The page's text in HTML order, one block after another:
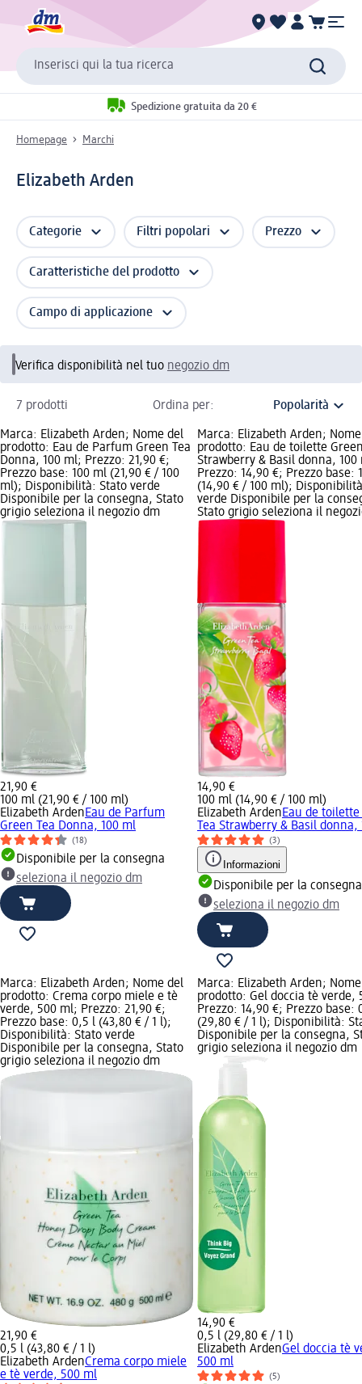
Inserisci qui la tua ricerca
Spedizione gratuita da 20 €
Homepage Marchi
Elizabeth Arden
Categorie Filtri popolari Prezzo
Caratteristiche del prodotto
Campo di applicazione
Verifica disponibilità nel tuo negozio dm
7 prodotti Ordina per:
Marca: Elizabeth Arden; Nome del
prodotto: Eau de Parfum Green Tea
Donna, 100 ml; Prezzo: 21,90 €;
Prezzo base: 100 ml (21,90 € / 100
ml); Disponibilità: Stato verde
Disponibile per la consegna, Stato
grigio seleziona il negozio dm
21,90 €
100 ml (21,90 € / 100 ml)
Elizabeth ArdenEau de Parfum
Green Tea Donna, 100 ml
(18)
Disponibile per la consegna
seleziona il negozio dm
Marca: Elizabeth Arden;
prodotto: Eau de toilette
Strawberry & Basil donna, 100
Prezzo: 14,90 €; Prezzo base:
(14,90 € / 100 ml);
verde Disponibile per la
Stato grigio seleziona il
14,90 €
100 ml (14,90 € / 100 ml)
Elizabeth ArdenEau de
Tea Strawberry & Basil donna,
(3)
Informazioni
Disponibile per la consegna
seleziona il negozio dm
Marca: Elizabeth Arden; Nome del
prodotto: Crema corpo miele e tè
verde, 500 ml; Prezzo: 21,90 €;
Prezzo base: 0,5 l (43,80 € / 1 l);
Disponibilità: Stato verde
Disponibile per la consegna, Stato
grigio seleziona il negozio dm
21,90 €
0,5 l (43,80 € / 1 l)
Elizabeth ArdenCrema corpo miele
e tè verde, 500 ml
Marca: Elizabeth Arden;
prodotto: Gel doccia tè verde,
Prezzo: 14,90 €; Prezzo base:
(29,80 € / 1 l); Disponibilità:
Disponibile per la consegna,
grigio seleziona il negozio dm
14,90 €
0,5 l (29,80 € / 1 l)
Elizabeth ArdenGel doccia tè
500 ml
(5)